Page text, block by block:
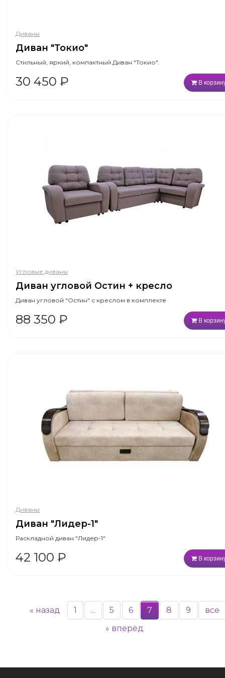
Диваны
Диван "Токио"
Стильный, яркий, компактный Диван "Токио".
30 450 ₽ В
Угловые диваны
Диван угловой Остин + кресло
Диван угловой "Остин" с креслом в комплекте
88 350 ₽ В
Диваны
Диван "Лидер-1"
Раскладной диван "Лидер-1"
42 100 ₽ В
« назад 1 ... 5 6 7 8 9
все
» вперёд